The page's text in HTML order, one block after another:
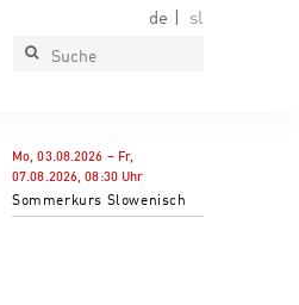
de sl
Mo, 03.08.2026 – Fr,
07.08.2026,08:30 Uhr
Sommerkurs Slowenisch